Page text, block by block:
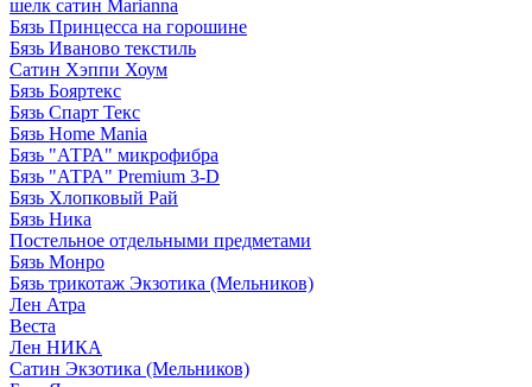
шелк сатин Marianna
Бязь Принцесса на горошине
Бязь Иваново текстиль
Сатин Хэппи Хоум
Бязь Бояртекс
Бязь Спарт Текс
Бязь Home Mania
Бязь "АТРА" микрофибра
Бязь "АТРА" Premium 3-D
Бязь Хлопковый Рай
Бязь Ника
Постельное отдельными предметами
Бязь Монро
Бязь трикотаж Экзотика (Мельников)
Лен Атра
Веста
Лен НИКА
Сатин Экзотика (Мельников)